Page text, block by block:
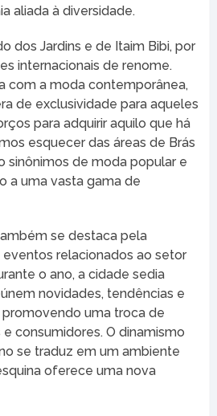
aliada à diversidade.
dos Jardins e de Itaim Bibi, por
internacionais de renome.
com a moda contemporânea,
de exclusividade para aqueles
para adquirir aquilo que há
esquecer das áreas de Brás
sinônimos de moda popular e
a uma vasta gama de
se destaca pela
relacionados ao setor
o ano, a cidade sedia
novidades, tendências e
uma troca de
consumidores. O dinamismo
se traduz em um ambiente
oferece uma nova